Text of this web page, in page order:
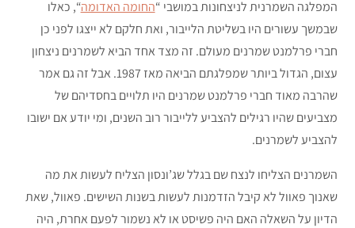
המפלגה השמרנית לניצחונות במושבי “החומה האדומה“, כאלו
שבמשך עשורים היו בשליטת הלייבור, ואת חלקם לא ייצגו לפני כן
חברי פרלמנט שמרנים מעולם. זה מצד אחד הביא לשמרנים ניצחון
עצום, הגדול ביותר שמפלגתם הביאה מאז 1987. אבל זה גם אמר
שהרבה מאוד חברי פרלמנט שמרנים היו תלויים בחסדיהם של
מצביעים שהיו רגילים להצביע ללייבור רוב השנים, ומי יודע אם ישובו
להצביע לשמרנים.
השמרנים הצליחו לנצח שם בגלל שג’ונסון הצליח לעשות את מה
שאנוך פאוול לא קיבל הזדמנות לעשות בשנות השישים. פאוול, שאת
הדיון על השאלה האם היה פשיסט או לא נשמור לפעם אחרת, היה